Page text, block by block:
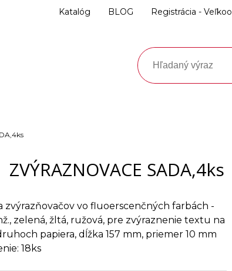
Katalóg BLOG Registrácia -
ZVÝRAZNOVACE SADA,4ks
zvýrazňovačov vo fluoerscenčných farbách -
zelená, žltá, ružová, pre zvýraznenie textu na
papiera, dĺžka 157 mm, priemer 10 mm
18ks